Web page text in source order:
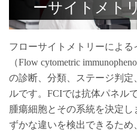
ーサイトメト
フローサイトメトリーによ
（Flow cytometric
の診断、分類、ステージ判
ルです。FCIでは抗体パネル
腫瘍細胞とその系統を決定
ずかな違いを検出できるた